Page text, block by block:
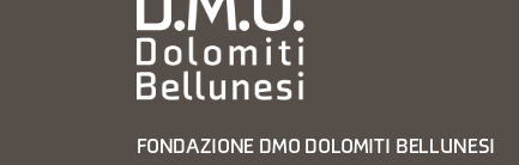
FONDAZIONE DMO DOLOMITI BELLUNESI